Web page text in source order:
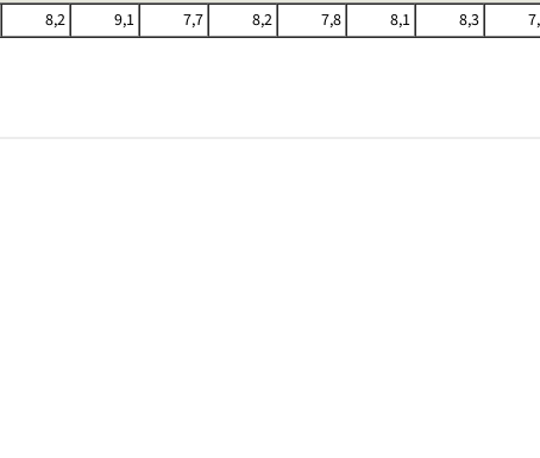
8,2 9,1 7,7 8,2 7,8 8,1 8,3